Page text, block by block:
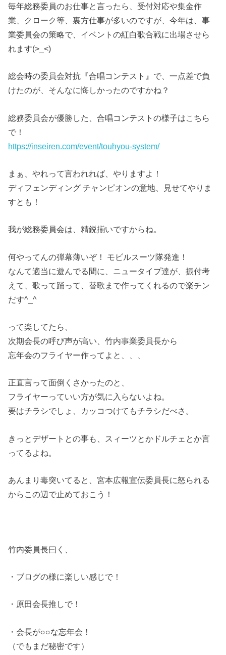
毎年総務委員のお仕事と言ったら、受付対応や集金作
業、クローク等、裏方仕事が多いのですが、今年は、事
業委員会の策略で、イベントの紅白歌合戦に出場させら
れます(>_<)
総会時の委員会対抗『合唱コンテスト』で、一点差で負
けたのが、そんなに悔しかったのですかね？
総務委員会が優勝した、合唱コンテストの様子はこちら
で！
https://inseiren.com/event/touhyou-system/
まぁ、やれって言われれば、やりますよ！
ディフェンディング チャンピオンの意地、見せてやりま
すとも！
我が総務委員会は、精鋭揃いですからね。
何やってんの弾幕薄いぞ！ モビルスーツ隊発進！
なんて適当に遊んでる間に、ニュータイプ達が、振付考
えて、歌って踊って、替歌まで作ってくれるので楽チン
だす^_^
って楽してたら、
次期会長の呼び声が高い、竹内事業委員長から
忘年会のフライヤー作ってよと、、、
正直言って面倒くさかったのと、
フライヤーっていい方が気に入らないよね。
要はチラシでしょ、カッコつけてもチラシだべさ。
きっとデザートとの事も、スィーツとかドルチェとか言
ってるよね。
あんまり毒突いてると、宮本広報宣伝委員長に怒られる
からこの辺で止めておこう！
竹内委員長曰く、
・ブログの様に楽しい感じで！
・原田会長推しで！
・会長が○○な忘年会！
（でもまだ秘密です）